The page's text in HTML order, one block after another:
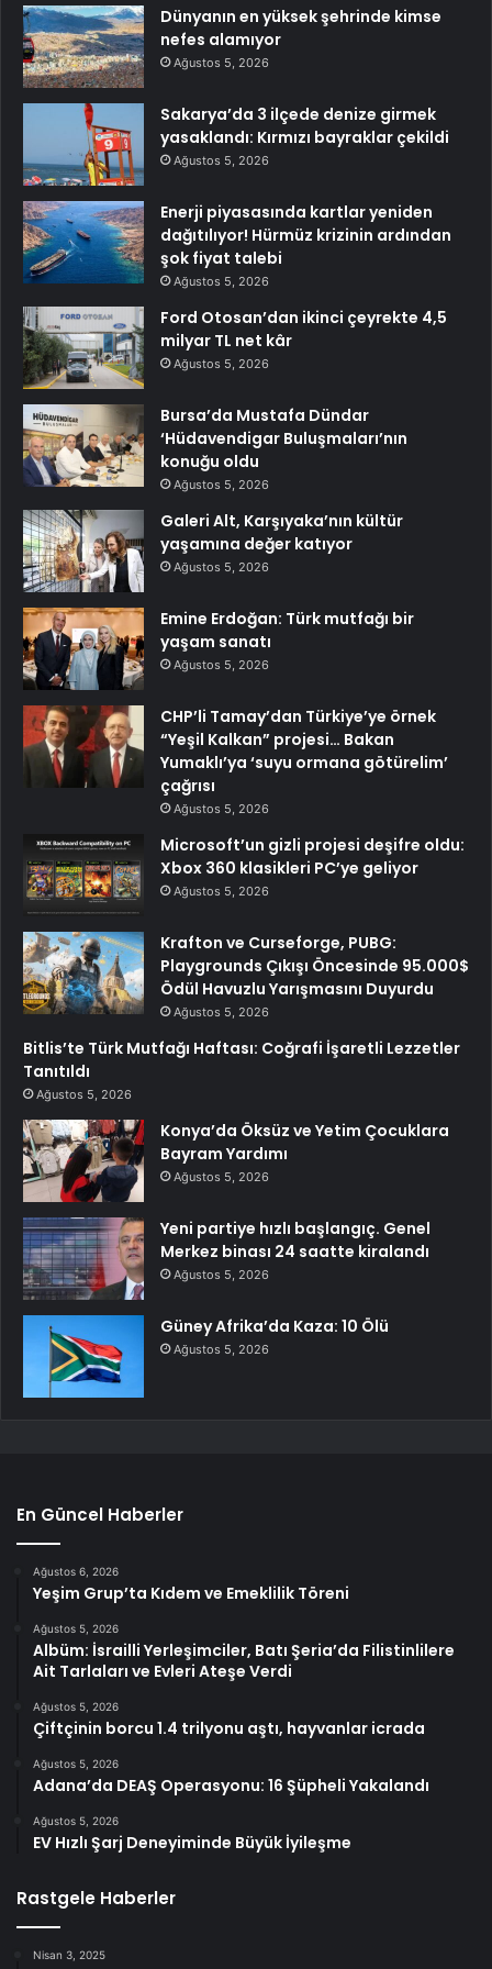
Dünyanın en yüksek şehrinde kimse
nefes alamıyor
Ağustos 5, 2026
Sakarya’da 3 ilçede denize girmek
yasaklandı: Kırmızı bayraklar çekildi
Ağustos 5, 2026
Enerji piyasasında kartlar yeniden
dağıtılıyor! Hürmüz krizinin ardından
şok fiyat talebi
Ağustos 5, 2026
Ford Otosan’dan ikinci çeyrekte 4,5
milyar TL net kâr
Ağustos 5, 2026
Bursa’da Mustafa Dündar
‘Hüdavendigar Buluşmaları’nın
konuğu oldu
Ağustos 5, 2026
Galeri Alt, Karşıyaka’nın kültür
yaşamına değer katıyor
Ağustos 5, 2026
Emine Erdoğan: Türk mutfağı bir
yaşam sanatı
Ağustos 5, 2026
CHP’li Tamay’dan Türkiye’ye örnek
“Yeşil Kalkan” projesi… Bakan
Yumaklı’ya ‘suyu ormana götürelim’
çağrısı
Ağustos 5, 2026
Microsoft’un gizli projesi deşifre oldu:
Xbox 360 klasikleri PC’ye geliyor
Ağustos 5, 2026
Krafton ve Curseforge, PUBG:
Playgrounds Çıkışı Öncesinde 95.000$
Ödül Havuzlu Yarışmasını Duyurdu
Ağustos 5, 2026
Bitlis’te Türk Mutfağı Haftası: Coğrafi İşaretli Lezzetler
Tanıtıldı
Ağustos 5, 2026
Konya’da Öksüz ve Yetim Çocuklara
Bayram Yardımı
Ağustos 5, 2026
Yeni partiye hızlı başlangıç. Genel
Merkez binası 24 saatte kiralandı
Ağustos 5, 2026
Güney Afrika’da Kaza: 10 Ölü
Ağustos 5, 2026
En Güncel Haberler
Ağustos 6, 2026
Yeşim Grup’ta Kıdem ve Emeklilik Töreni
Ağustos 5, 2026
Albüm: İsrailli Yerleşimciler, Batı Şeria’da Filistinlilere
Ait Tarlaları ve Evleri Ateşe Verdi
Ağustos 5, 2026
Çiftçinin borcu 1.4 trilyonu aştı, hayvanlar icrada
Ağustos 5, 2026
Adana’da DEAŞ Operasyonu: 16 Şüpheli Yakalandı
Ağustos 5, 2026
EV Hızlı Şarj Deneyiminde Büyük İyileşme
Rastgele Haberler
Nisan 3, 2025